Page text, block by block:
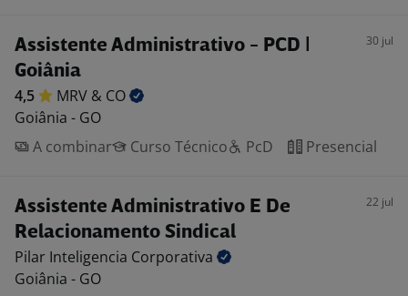
Assistente Administrativo - PCD |
Goiânia
30 jul
4,5 MRV & CO
Goiânia - GO
A combinar
Curso Técnico PcD Presencial
Assistente Administrativo E De
Relacionamento Sindical
22 jul
Pilar Inteligencia Corporativa
Goiânia - GO